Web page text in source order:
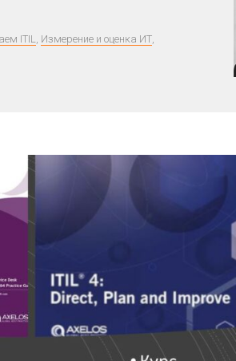
ITIL, Измерение и оценка ИТ,